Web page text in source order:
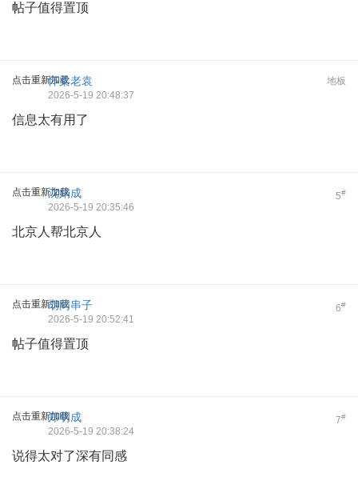
帖子值得置顶
点击重新加载 地板
怀柔老袁
2026-5-19 20:48:37
信息太有用了
点击重新加载 5#
沈娟成
2026-5-19 20:35:46
北京人帮北京人
点击重新加载 6#
胡同串子
2026-5-19 20:52:41
帖子值得置顶
点击重新加载 7#
郑明成
2026-5-19 20:38:24
说得太对了深有同感